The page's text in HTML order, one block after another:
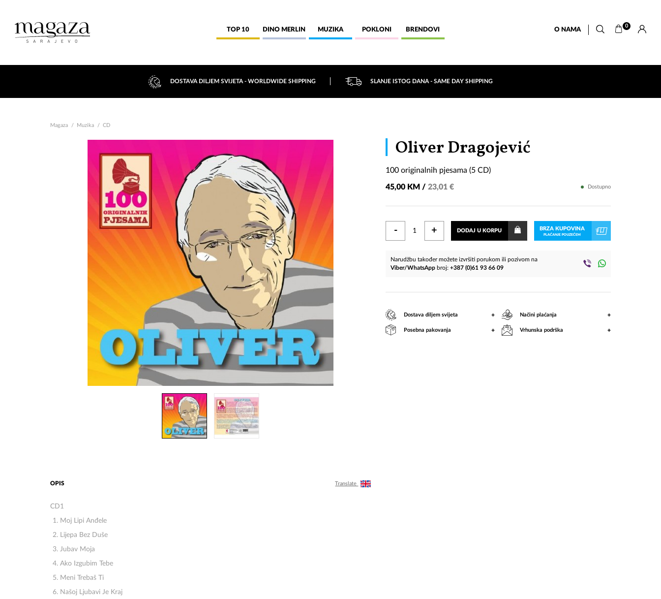
TOP 10 DINO MERLIN MUZIKA POKLONI BRENDOVI O NAMA
0
DOSTAVA DILJEM SVIJETA - WORLDWIDE SHIPPING SLANJE ISTOG DANA - SAME DAY SHIPPING
Magaza Muzika CD
OPIS Translate
CD1
Moj Lipi Anđele
Lijepa Bez Duše
Jubav Moja
Ako Izgubim Tebe
Meni Trebaš Ti
Našoj Ljubavi Je Kraj
Oliver Dragojević
pjesama
(5
CD)
100 originalnih pjesama (5 CD)
45,00 KM /23,01 € Dostupno
- + DODAJ U KORPU BRZA KUPOVINA
PLAĆANJE POUZEĆEM
Narudžbu također možete izvršiti porukom ili pozivom na
Viber/WhatsApp broj:+387 (0)61 93 66 09
Dostava diljem svijeta + Načini plaćanja +
Posebna pakovanja + Vrhunska podrška +